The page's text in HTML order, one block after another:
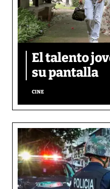
El talento
su pantalla​
CINE